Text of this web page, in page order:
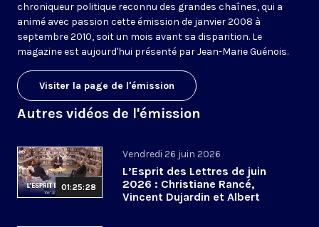
chroniqueur politique reconnu des grandes chaînes, qui a
animé avec passion cette émission de janvier 2008 à
septembre 2010, soit un mois avant sa disparition. Le
magazine est aujourd'hui présenté par Jean-Marie Guénois.
Visiter la page de l'émission
Autres vidéos de l'émission
01:25:28
Vendredi 26 juin 2026
L’Esprit des Lettres de juin
2026 : Christiane Rancé,
Vincent Dujardin et Albert